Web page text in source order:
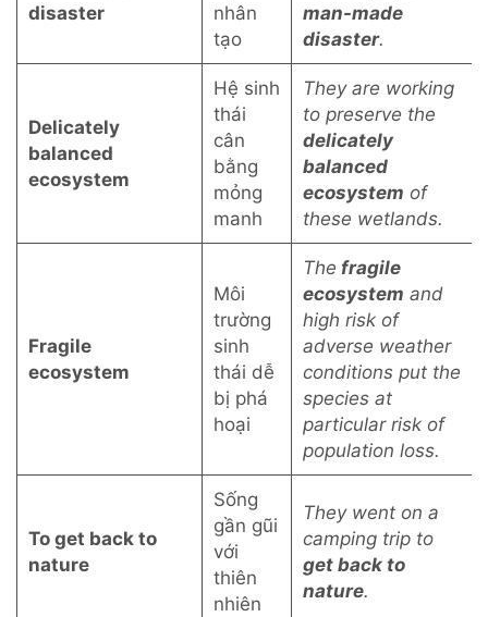
disaster
nhân
tạo
man-made
disaster.
Delicately
balanced
ecosystem
Hệ sinh
thái
cân
bằng
mỏng
manh
They are working
to preserve the
delicately
balanced
ecosystem of
these wetlands.
Fragile
ecosystem
Môi
trường
sinh
thái dễ
bị phá
hoại
The fragile
ecosystem and
high risk of
adverse weather
conditions put the
species at
particular risk of
population loss.
To get back to
nature
Sống
gần gũi
với
thiên
nhiên
They went on a
camping trip to
get back to
nature.